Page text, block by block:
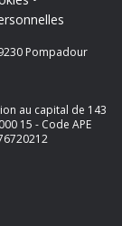
Pompadour
au capital de 143
15 - Code APE